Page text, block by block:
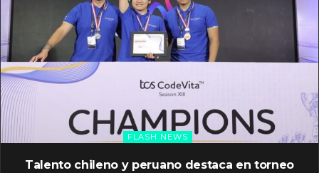
FLASH NEWS
Talento chileno y peruano destaca en torneo